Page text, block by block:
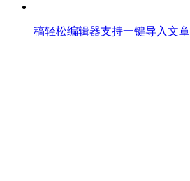
稿轻松编辑器支持一键导入文